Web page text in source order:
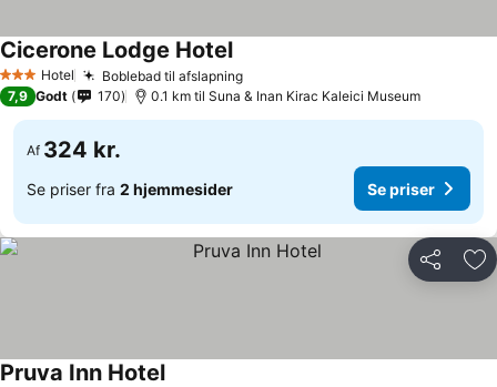
3 StjernerHotel Boblebad til afslapning
Cicerone Lodge Hotel
7,9 Godt 170 0.1 km til Suna & Inan Kirac Kaleici Museum
Af 324 kr.
Se priser fra 2 hjemmesider Se priser
Del
Pruva Inn Hotel